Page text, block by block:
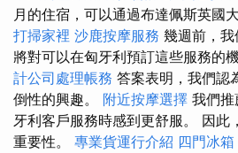
月的住宿，可以通過布達佩斯英國
打掃家裡 沙鹿按摩服務 幾週前，
將對可以在匈牙利預訂這些服務的
計公司處理帳務 答案表明，我們認
倒性的興趣。 附近按摩選擇 我們推
牙利客戶服務時感到更舒服。 因此
重要性。 專業貨運行介紹 四門冰箱